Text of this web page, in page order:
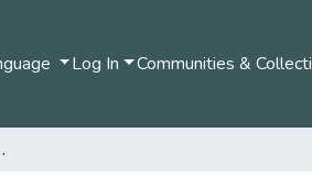
Log In Communities &
del municipio de Neira